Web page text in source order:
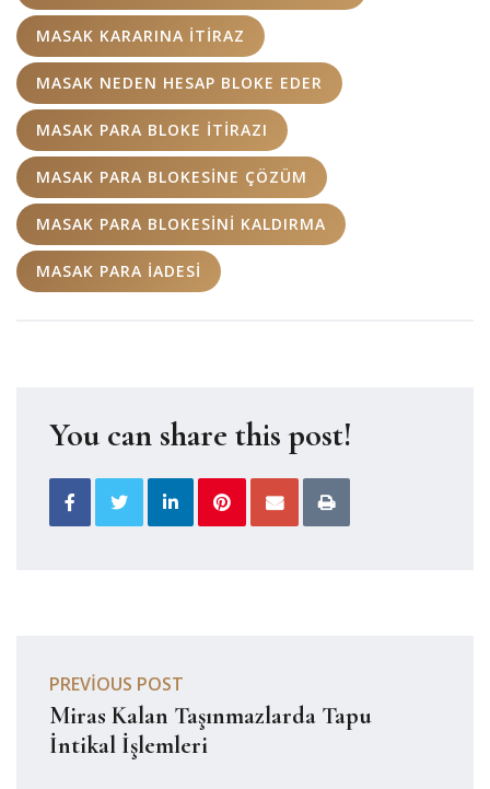
MASAK KARARINA ITIRAZ
MASAK NEDEN HESAP BLOKE EDER
MASAK PARA BLOKE ITIRAZI
MASAK PARA BLOKESINE ÇÖZÜM
MASAK PARA BLOKESINI KALDIRMA
MASAK PARA IADESI
You can share this post!
PREVIOUS POST
Miras Kalan Taşınmazlarda Tapu
İntikal İşlemleri